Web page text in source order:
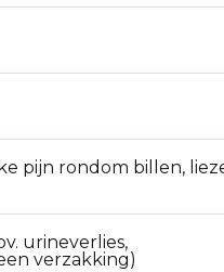
pijn rondom billen,
urineverlies,
verzakking)